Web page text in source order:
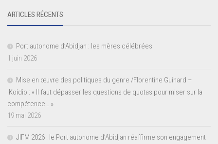
ARTICLES RÉCENTS
Port autonome d’Abidjan : les mères célébrées
1 juin 2026
Mise en œuvre des politiques du genre /Florentine Guihard –
Koidio : « Il faut dépasser les questions de quotas pour miser sur la
compétence… »
19 mai 2026
JIFM 2026 : le Port autonome d’Abidjan réaffirme son engagement